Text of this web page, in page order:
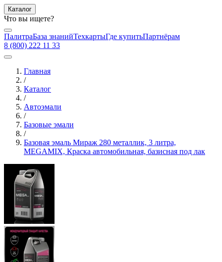
Каталог
Что вы ищете?
ПалитраБаза знанийТехкартыГде купитьПартнёрам
8 (800) 222 11 33
Главная
/
Каталог
/
Автоэмали
/
Базовые эмали
/
Базовая эмаль Мираж 280 металлик, 3 литра,
MEGAMIX, Краска автомобильная, базисная под лак